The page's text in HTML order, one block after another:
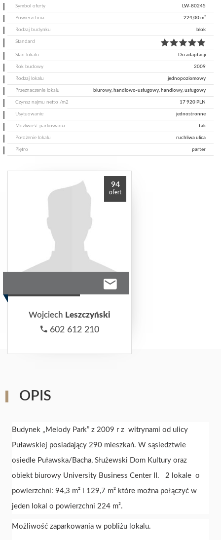
Symbol oferty LW-80245
Powierzchnia 224,00 m²
Rodzaj budynku blok
Standard
Stan lokalu Do adaptacji
Rok budowy 2009
Rodzaj lokalu jednopoziomowy
Przeznaczenie lokalu biurowy, handlowo-usługowy, handlowy, usługowy
Czynsz najmu netto /m2 17 920 PLN
Usytuowanie jednostronne
Możliwość parkowania tak
Położenie lokalu ruchliwa ulica
Piętro parter
94
ofert
Wojciech Leszczyński
602 612 210
OPIS
Budynek „Melody Park” z 2009 r z witrynami od ulicy
Puławskiej posiadający 290 mieszkań. W sąsiedztwie
osiedle Puławska/Bacha, Służewski Dom Kultury oraz
obiekt biurowy University Business Center II. 2 lokale o
powierzchni: 94,3 m² i 129,7 m² które można połączyć w
jeden lokal o powierzchni 224 m².
Możliwość zaparkowania w pobliżu lokalu.